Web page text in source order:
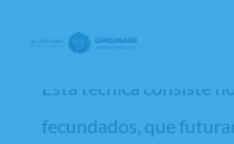
Esta técnica consiste
fecundados, que